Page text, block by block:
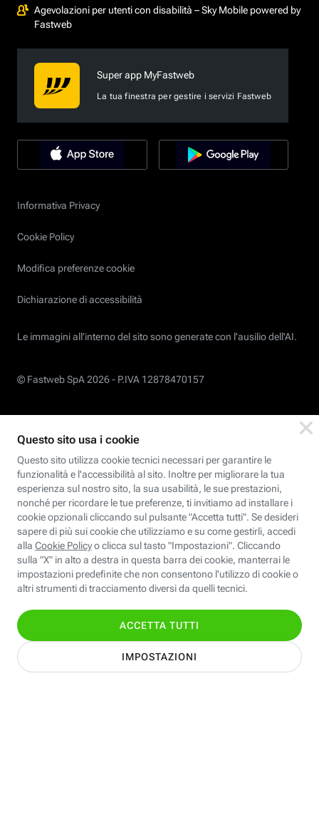
Agevolazioni per utenti con disabilità – Sky Mobile powered by
Fastweb
Super app MyFastweb
La tua finestra per gestire i servizi Fastweb
Informativa Privacy
Cookie Policy
Modifica preferenze cookie
Dichiarazione di accessibilità
Le immagini all’interno del sito sono generate con l'ausilio dell'AI.
© Fastweb SpA 2026 - P.IVA 12878470157